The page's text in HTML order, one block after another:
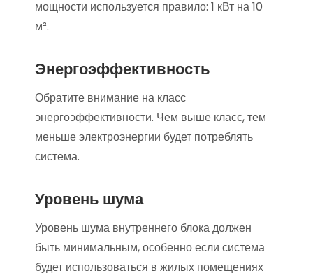
мощности используется правило: 1 кВт на 10
м².
Энергоэффективность
Обратите внимание на класс
энергоэффективности. Чем выше класс, тем
меньше электроэнергии будет потреблять
система.
Уровень шума
Уровень шума внутреннего блока должен
быть минимальным, особенно если система
будет использоваться в жилых помещениях